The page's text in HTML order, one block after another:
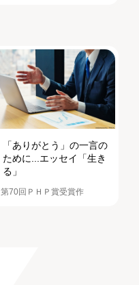
「ありがとう」の一言の
ために...エッセイ「生き
る」
第70回ＰＨＰ賞受賞作